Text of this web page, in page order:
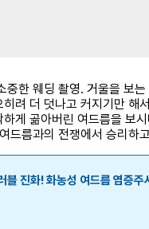
중한 웨딩 촬영. 거울을 보
려 더 덧나고 커지기만 해
게 곪아버린 여드름을 보
드름과의 전쟁에서 승리하
진화! 화농성 여드름 염증주